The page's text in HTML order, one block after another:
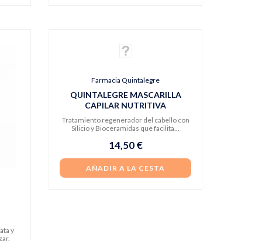
y
Farmacia Quintalegre
QUINTALEGRE MASCARILLA
CAPILAR NUTRITIVA
Tratamiento regenerador del cabello con
Silicio y Bioceramidas que facilita...
14,50 €
AÑADIR A LA CESTA